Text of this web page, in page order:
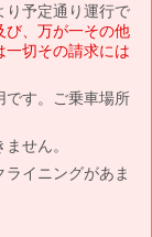
り予定通り運行で
び、万が一その他
一切その請求には
です。ご乗車場所
せん。
イニングがあま